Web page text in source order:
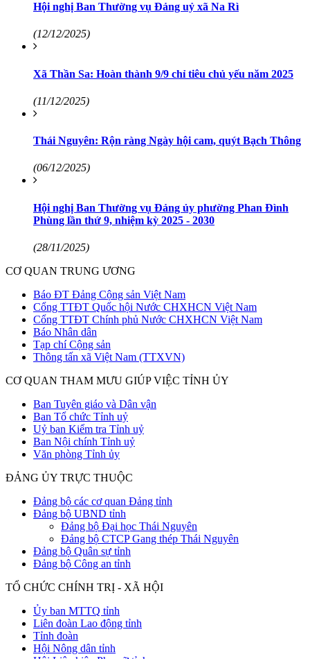
Hội nghị Ban Thường vụ Đảng uỷ xã Na Rì
(12/12/2025)
Xã Thần Sa: Hoàn thành 9/9 chỉ tiêu chủ yếu năm 2025
(11/12/2025)
Thái Nguyên: Rộn ràng Ngày hội cam, quýt Bạch Thông
(06/12/2025)
Hội nghị Ban Thường vụ Đảng ủy phường Phan Đình
Phùng lần thứ 9, nhiệm kỳ 2025 - 2030
(28/11/2025)
CƠ QUAN TRUNG ƯƠNG
Báo ĐT Đảng Cộng sản Việt Nam
Cổng TTĐT Quốc hội Nước CHXHCN Việt Nam
Cổng TTĐT Chính phủ Nước CHXHCN Việt Nam
Báo Nhân dân
Tạp chí Cộng sản
Thông tấn xã Việt Nam (TTXVN)
CƠ QUAN THAM MƯU GIÚP VIỆC TỈNH ỦY
Ban Tuyên giáo và Dân vận
Ban Tổ chức Tỉnh uỷ
Uỷ ban Kiểm tra Tỉnh uỷ
Ban Nội chính Tỉnh uỷ
Văn phòng Tỉnh ủy
ĐẢNG ỦY TRỰC THUỘC
Đảng bộ các cơ quan Đảng tỉnh
Đảng bộ UBND tỉnh
Đảng bộ Đại học Thái Nguyên
Đảng bộ CTCP Gang thép Thái Nguyên
Đảng bộ Quân sự tỉnh
Đảng bộ Công an tỉnh
TỔ CHỨC CHÍNH TRỊ - XÃ HỘI
Ủy ban MTTQ tỉnh
Liên đoàn Lao động tỉnh
Tỉnh đoàn
Hội Nông dân tỉnh